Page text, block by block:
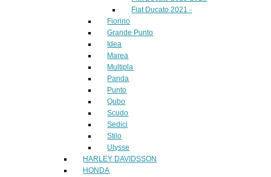
Fiat Ducato 2021 -
Fiorino
Grande Punto
Idea
Marea
Multipla
Panda
Punto
Qubo
Scudo
Sedici
Stilo
Ulysse
HARLEY DAVIDSSON
HONDA